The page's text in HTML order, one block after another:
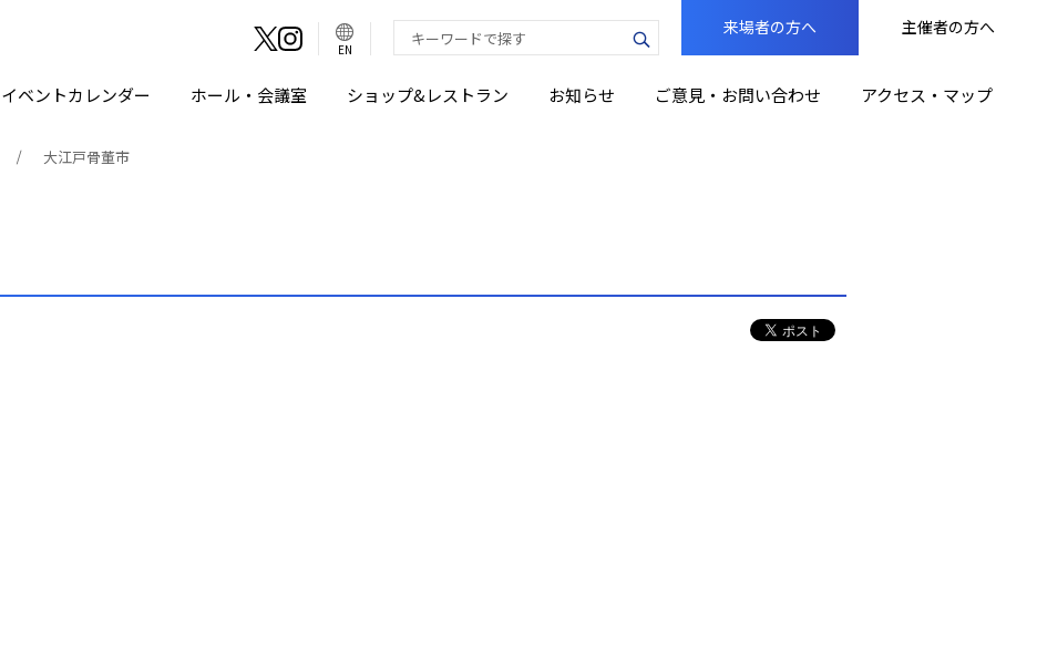
言
語
切
EN 検索キーワード入力
来場者の方へ 主催者の方へ
イベントカレンダー ホール・会議室 ショップ&レストラン お知らせ ご意見・お問い合わせ アクセス・マップ
大江戸骨董市